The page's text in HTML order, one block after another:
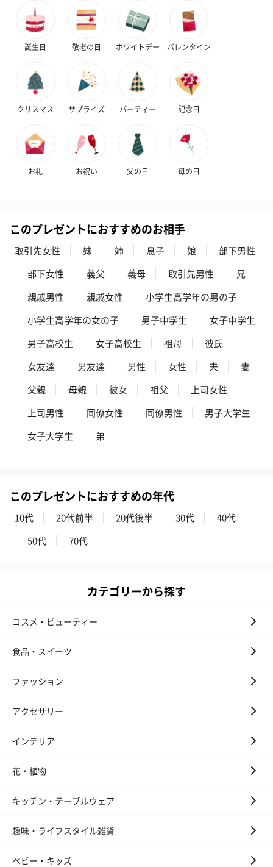
誕生日 敬老の日 ホワイトデー バレンタイン
クリスマス サプライズ パーティー 記念日
お礼 お祝い 父の日 母の日
このプレゼントにおすすめのお相手
取引先女性 妹 姉 息子 娘
部下男性
部下女性
義父 義母 取引先男性
兄
親戚男性
親戚女性
小学生高学年の男の子
小学生高学年の女の子
男子中学生
女子中学生
男子高校生
女子高校生 祖母
彼氏
女友達
男友達 男性 女性 夫
妻
父親
母親 彼女 祖父
上司女性
上司男性
同僚女性 同僚男性
男子大学生
女子大学生
弟
このプレゼントにおすすめの年代
10代 20代前半 20代後半 30代
40代
50代
70代
カテゴリーから探す
コスメ・ビューティー
食品・スイーツ
ファッション
アクセサリー
インテリア
花・植物
キッチン・テーブルウェア
趣味・ライフスタイル雑貨
ベビー・キッズ